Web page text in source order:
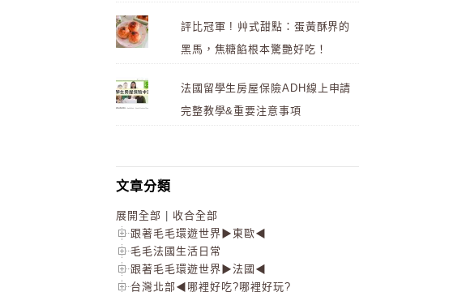
評比冠軍 ! 艸式甜點：蛋黃酥界的
黑馬，焦糖餡根本驚艷好吃！
法國留學生房屋保險ADH線上申請
完整教學&重要注意事項
文章分類
展開全部
收合全部
跟著毛毛環遊世界▶東歐◀
毛毛法國生活日常
跟著毛毛環遊世界▶法國◀
台灣北部◀哪裡好吃?哪裡好玩?